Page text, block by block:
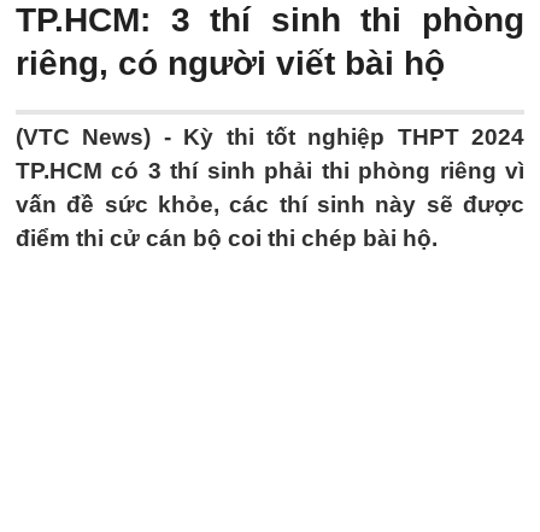
TP.HCM: 3 thí sinh thi phòng
riêng, có người viết bài hộ
(VTC News) - Kỳ thi tốt nghiệp THPT 2024
TP.HCM có 3 thí sinh phải thi phòng riêng vì
vấn đề sức khỏe, các thí sinh này sẽ được
điểm thi cử cán bộ coi thi chép bài hộ.